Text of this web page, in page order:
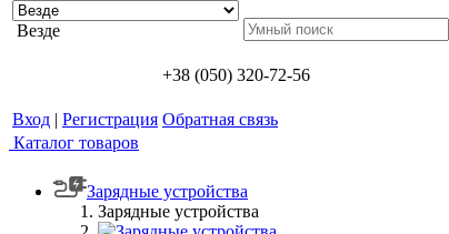
Везде
+38 (050) 320-72-56
Вход | Регистрация Обратная связь
Каталог товаров
Зарядные устройства
Зарядные устройства